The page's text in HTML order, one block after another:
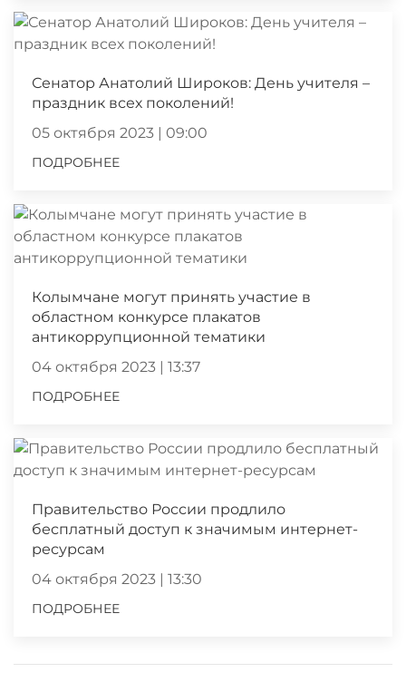
Сенатор Анатолий Широков: День учителя –
праздник всех поколений!
05 октября 2023 | 09:00
ПОДРОБНЕЕ
Колымчане могут принять участие в
областном конкурсе плакатов
антикоррупционной тематики
04 октября 2023 | 13:37
ПОДРОБНЕЕ
Правительство России продлило
бесплатный доступ к значимым интернет-
ресурсам
04 октября 2023 | 13:30
ПОДРОБНЕЕ